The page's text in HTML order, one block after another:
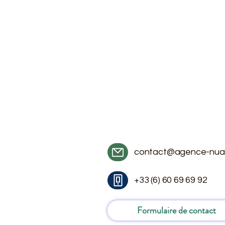
contact@agence-
+33 (6) 60 69 69 92
Formulaire de contact